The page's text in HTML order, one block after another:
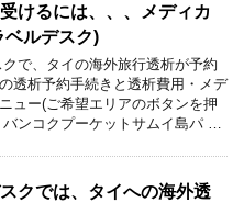
けるには、、、メディカ
ベルデスク)
で、タイの海外旅行透析が予約
透析予約手続きと透析費用・メデ
ュー(ご希望エリアのボタンを押
バンコクプーケットサムイ島パ …
クでは、タイへの海外透